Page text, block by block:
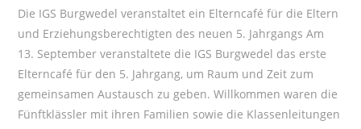
Die IGS Burgwedel veranstaltet ein Elterncafé für die Eltern
und Erziehungsberechtigten des neuen 5. Jahrgangs Am
13. September veranstaltete die IGS Burgwedel das erste
Elterncafé für den 5. Jahrgang, um Raum und Zeit zum
gemeinsamen Austausch zu geben. Willkommen waren die
Fünftklässler mit ihren Familien sowie die Klassenleitungen